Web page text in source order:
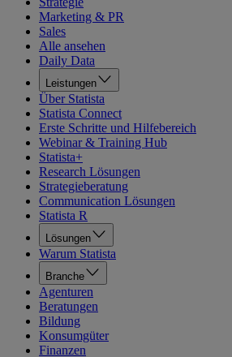
Marketing & PR
Sales
Alle ansehen
Daily Data
Leistungen
Über Statista
Statista Connect
Erste Schritte und Hilfebereich
Webinar & Training Hub
Statista+
Research Lösungen
Strategieberatung
Communication Lösungen
Statista R
Lösungen
Warum Statista
Branche
Agenturen
Beratungen
Bildung
Konsumgüter
Finanzen